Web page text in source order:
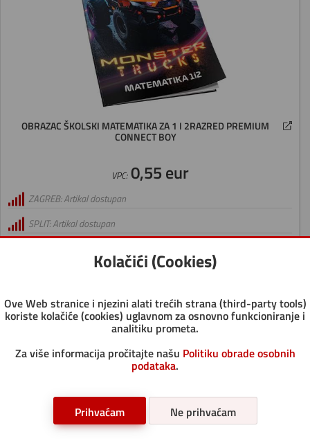
OBRAZAC ŠKOLSKI MATEMATIKA ZA 1 I 2RAZRED PREMIUM
CONNECT BOY
Šifra artikla:000003886
VPC:0,55 eur
ZAGREB: Artikal dostupan
SPLIT: Artikal dostupan
Pakiranje:1
Paletno pakiranje:20/80/7200
+ KOM
Kolačići (Cookies)
Ove Web stranice i njezini alati trećih strana (third-party tools)
koriste kolačiće (cookies) uglavnom za osnovno funkcioniranje i
analitiku prometa.
Za više informacija pročitajte našu Politiku obrade osobnih
podataka.
Prihvaćam Ne prihvaćam